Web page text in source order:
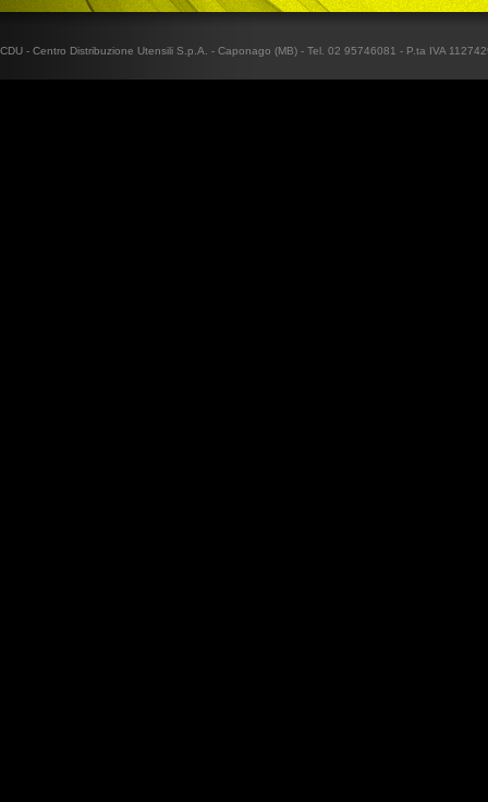
CDU - Centro Distribuzione Utensili S.p.A. - Caponago (MB) - Tel. 02 95746081 - P.ta IVA